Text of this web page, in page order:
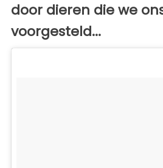
door dieren die we
voorgesteld...